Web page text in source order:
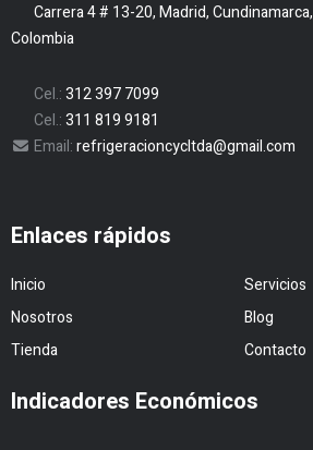
Carrera 4 # 13-20, Madrid, Cundinamarca,
Colombia
Cel.:312 397 7099
Cel.:311 819 9181
Email:refrigeracioncycltda@gmail.com
Enlaces rápidos
Inicio
Servicios
Nosotros
Blog
Tienda
Contacto
Indicadores Económicos